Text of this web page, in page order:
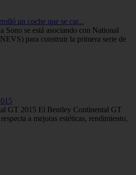
un coche que se car...
Sono se está asociando con National
para construir la primera serie de
GT 2015 El Bentley Continental GT
a mejoras estéticas, rendimiento,